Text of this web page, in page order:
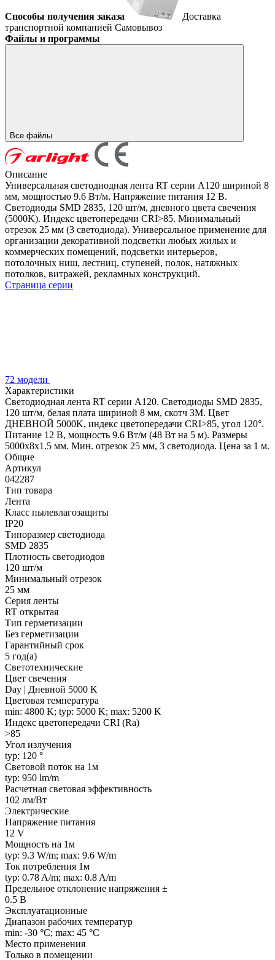
Способы получения заказа
Доставка
транспортной компанией Самовывоз
Файлы и программы
Все файлы
Описание
Универсальная светодиодная лента RT серии A120 шириной 8
мм, мощностью 9.6 Вт/м. Напряжение питания 12 В.
Светодиоды SMD 2835, 120 шт/м, дневного цвета свечения
(5000K). Индекс цветопередачи CRI>85. Минимальный
отрезок 25 мм (3 светодиода). Универсальное применение для
организации декоративной подсветки любых жилых и
коммерческих помещений, подсветки интерьеров,
потолочных ниш, лестниц, ступеней, полок, натяжных
потолков, витражей, рекламных конструкций.
Страница серии
72 модели
Характеристики
Светодиодная лента RT серии A120. Светодиоды SMD 2835,
120 шт/м, белая плата шириной 8 мм, скотч 3M. Цвет
ДНЕВНОЙ 5000K, индекс цветопередачи CRI>85, угол 120°.
Питание 12 В, мощность 9.6 Вт/м (48 Вт на 5 м). Размеры
5000x8x1.5 мм. Мин. отрезок 25 мм, 3 светодиода. Цена за 1 м.
Общие
Артикул
042287
Тип товара
Лента
Класс пылевлагозащиты
IP20
Типоразмер светодиода
SMD 2835
Плотность светодиодов
120 шт/м
Минимальный отрезок
25 мм
Серия ленты
RT открытая
Тип герметизации
Без герметизации
Гарантийный срок
5 год(а)
Светотехнические
Цвет свечения
Day | Дневной 5000 K
Цветовая температура
min: 4800 K; typ: 5000 K; max: 5200 K
Индекс цветопередачи CRI (Ra)
>85
Угол излучения
typ: 120 °
Световой поток на 1м
typ: 950 lm/m
Расчетная световая эффективность
102 лм/Вт
Электрические
Напряжение питания
12 V
Мощность на 1м
typ: 9.3 W/m; max: 9.6 W/m
Ток потребления 1м
typ: 0.78 A/m; max: 0.8 A/m
Предельное отклонение напряжения ±
0.5 В
Эксплуатационные
Диапазон рабочих температур
min: -30 °C; max: 45 °C
Место применения
Только в помещении